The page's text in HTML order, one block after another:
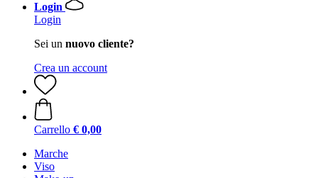
Login
Login
Sei un nuovo cliente?
Crea un account
Carrello € 0,00
Marche
Viso